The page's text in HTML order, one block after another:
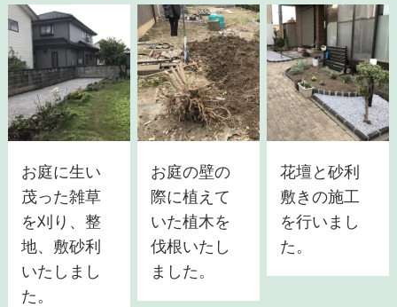
お庭に生い
茂った雑草
を刈り、整
地、敷砂利
いたしまし
た。
お庭の壁の
際に植えて
いた植木を
伐根いたし
ました。
花壇と砂利
敷きの施工
を行いまし
た。